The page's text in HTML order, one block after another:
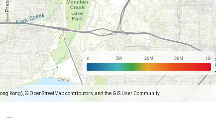
Kong), © OpenStreetMap contributors, and the GIS User Community